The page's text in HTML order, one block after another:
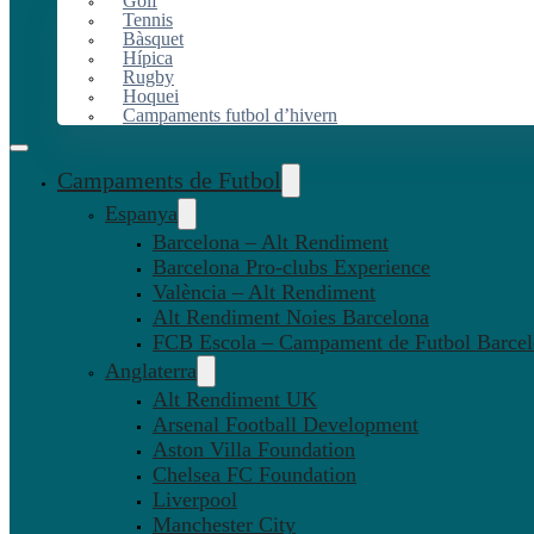
Tennis
Bàsquet
Hípica
Rugby
Hoquei
Campaments futbol d’hivern
Campaments de Futbol
Espanya
Barcelona – Alt Rendiment
Barcelona Pro-clubs Experience
València – Alt Rendiment
Alt Rendiment Noies Barcelona
FCB Escola – Campament de Futbol
Anglaterra
Alt Rendiment UK
Arsenal Football Development
Aston Villa Foundation
Chelsea FC Foundation
Liverpool
Manchester City